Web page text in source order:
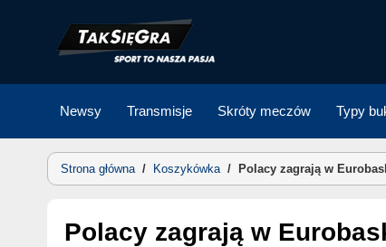
Newsy Transmisje Skróty meczów Typy
Strona główna/ Koszykówka/ Polacy zagrają w
Polacy zagrają w